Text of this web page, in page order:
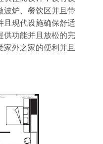
波炉、餐饮区并且带
且现代设施确保舒适
供功能并且放松的完
家外之家的便利并且